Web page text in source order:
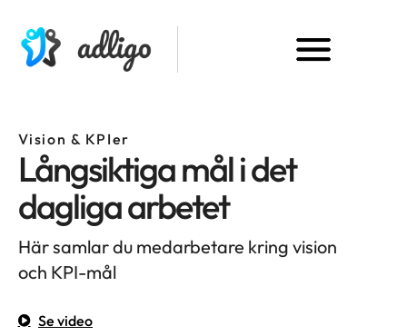
Vision & KPIer
Långsiktiga mål i det
dagliga arbetet
Här samlar du medarbetare kring vision
och KPI-mål
Se video